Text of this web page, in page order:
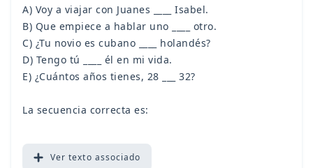
A) Voy a viajar con Juanes ____ Isabel.
B) Que empiece a hablar uno ____ otro.
C) ¿Tu novio es cubano ____ holandés?
D) Tengo tú ____ él en mi vida.
E) ¿Cuántos años tienes, 28 ___ 32?
La secuencia correcta es:
Ver texto associado